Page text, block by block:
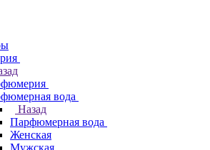
вода
Назад
Парфюмерная вода
Женская
Мужская